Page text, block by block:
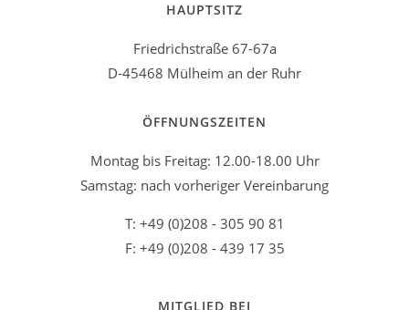
HAUPTSITZ
Friedrichstraße 67-67a
D-45468 Mülheim an der Ruhr
ÖFFNUNGSZEITEN
Montag bis Freitag: 12.00-18.00 Uhr
Samstag: nach vorheriger Vereinbarung
T: +49 (0)208 - 305 90 81
F: +49 (0)208 - 439 17 35
MITGLIED BEI